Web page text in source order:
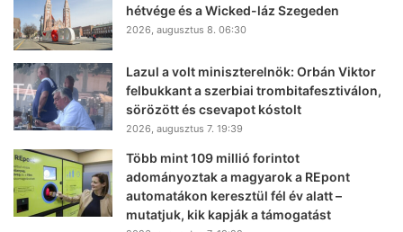
hétvége és a Wicked-láz Szegeden
2026, augusztus 8. 06:30
Lazul a volt miniszterelnök: Orbán Viktor
felbukkant a szerbiai trombitafesztiválon,
sörözött és csevapot kóstolt
2026, augusztus 7. 19:39
Több mint 109 millió forintot
adományoztak a magyarok a REpont
automatákon keresztül fél év alatt –
mutatjuk, kik kapják a támogatást